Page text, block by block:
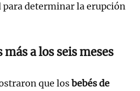
para determinar la erupción
a los seis meses
que losbebés de